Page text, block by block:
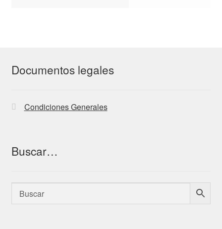
Documentos legales
Condiciones Generales
Buscar…